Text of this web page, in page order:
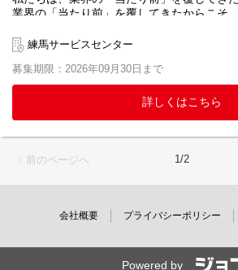
美容・理容・スポーツジムなどの利用費用
■企業型確定拠出金制度
将来の資産形成をサポートするため、企業
制度を導入しています。
業界の「当たり前」を覆してきたからこそ
施工職においても、「休みが少ない」「給
メージがあるかもしれません。
当社では、このようなイメージを覆すべく
導入し、施工職の社員も仕事とプライベー
安心して働ける職場環境作りを目指していま
応じた現場・役割をお任せします。
にステップアップすることも可能です。
さらに、工事にかかる各種事務手続きは、
詳細な情報が提供されますので、施工職社
練馬サービスセンター
募集期限：2026年09月30日まで
詳しくはこちら
〈 前のページへ 1/2
会社概要 プライバシーポリシー
Powered by